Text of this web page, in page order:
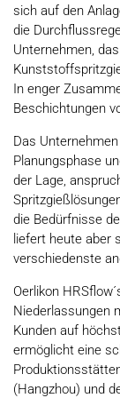
sich auf den
die
Unternehmen,
In enger
Beschichtungen
Das
Planungsphase
der Lage,
die Bedürfnisse
liefert heute aber
verschiedenste
Oerlikon
Niederlassungen
Kunden auf
ermöglicht eine
(Hangzhou) und